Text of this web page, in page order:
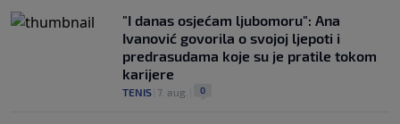
"I danas osjećam ljubomoru": Ana
Ivanović govorila o svojoj ljepoti i
predrasudama koje su je pratile tokom
karijere
TENIS 7. aug. 0